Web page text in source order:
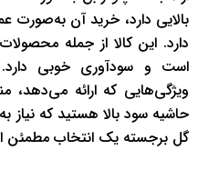
بالایی دارد، خرید آن به‌صورت
دارد. این کالا از جمله
است و سودآوری خوبی
ویژگی‌هایی که ارائه می‌دهد،
حاشیه سود بالا هستید که نیاز
گل برجسته یک انتخاب مطمئن